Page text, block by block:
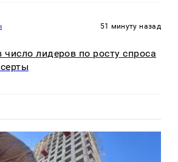
51 минуту назад
лидеров по росту спроса